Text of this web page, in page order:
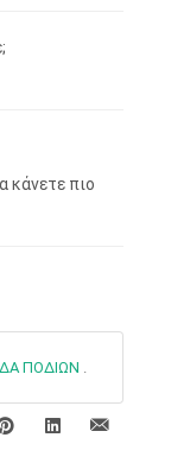
κάνετε πιο
ΠΟΔΙΩΝ .